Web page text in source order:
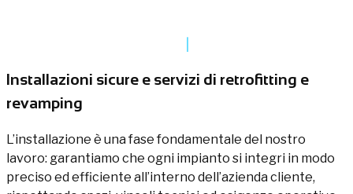
Installazioni sicure e servizi di retrofitting e
revamping
L’installazione è una fase fondamentale del nostro
lavoro: garantiamo che ogni impianto si integri in modo
preciso ed efficiente all’interno dell’azienda cliente,